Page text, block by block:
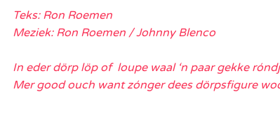
Teks: Ron Roemen
Meziek: Ron Roemen / Johnny Blenco
In eder dörp löp of loupe waal ‘n paar gekke
Mer good ouch want zónger dees dörpsfigure